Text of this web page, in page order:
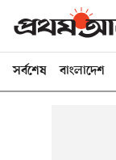
সর্বশেষ বাংলাদেশ